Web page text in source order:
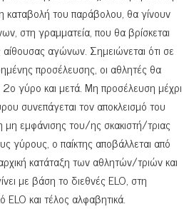
καταβολή του παράβολου, θα γίνουν
στη γραμματεία, που θα βρίσκεται
αγώνων. Σημειώνεται ότι σε
προσέλευσης, οι αθλητές θα
γύρο και μετά. Μη προσέλευση μέχρι
συνεπάγεται τον αποκλεισμό του
μη εμφάνισης του/ης σκακιστή/τριας
γύρους, ο παίκτης αποβάλλεται από
κατάταξη των αθλητών/τριών και
με βάση το διεθνές ELO, στη
ELO και τέλος αλφαβητικά.